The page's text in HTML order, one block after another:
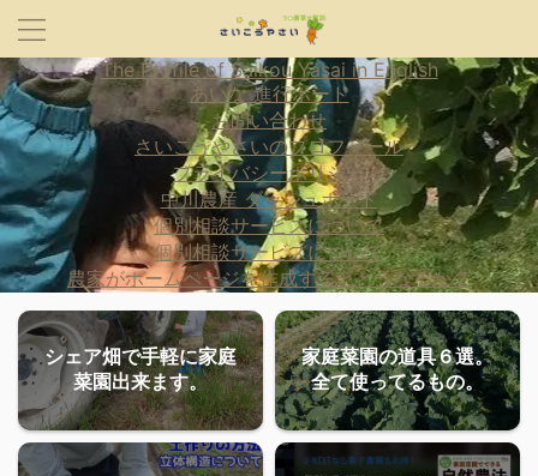
The Profile of Saikou Yasai in English
あいな 進行ボード
お問い合わせ
さいこうやさいのプロフィール
プライバシーポリシー
中川農産 ダッシュボード
個別相談サービスについて
個別相談サービスについて
農家がホームページを作成するとどうなるか？
シェア畑で手軽に家庭
菜園出来ます。
家庭菜園の道具６選。
全て使ってるもの。